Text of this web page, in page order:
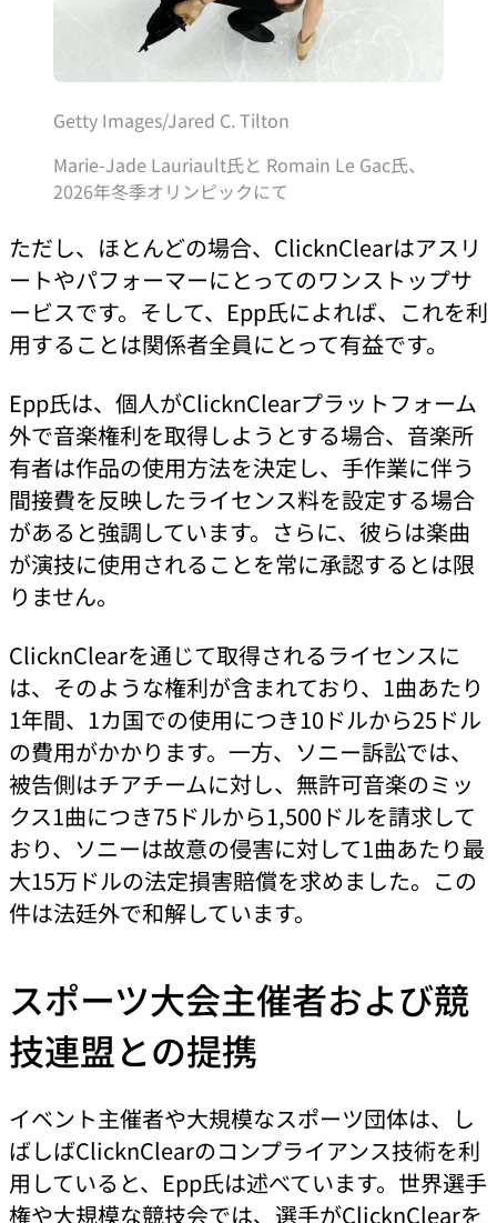
Getty Images/Jared C. Tilton
Marie-Jade Lauriault氏と Romain Le Gac氏、
2026年冬季オリンピックにて
ただし、ほとんどの場合、ClicknClearはアスリ
ートやパフォーマーにとってのワンストップサ
ービスです。そして、Epp氏によれば、これを利
用することは関係者全員にとって有益です。
Epp氏は、個人がClicknClearプラットフォーム
外で音楽権利を取得しようとする場合、音楽所
有者は作品の使用方法を決定し、手作業に伴う
間接費を反映したライセンス料を設定する場合
があると強調しています。さらに、彼らは楽曲
が演技に使用されることを常に承認するとは限
りません。
ClicknClearを通じて取得されるライセンスに
は、そのような権利が含まれており、1曲あたり
1年間、1カ国での使用につき10ドルから25ドル
の費用がかかります。一方、ソニー訴訟では、
被告側はチアチームに対し、無許可音楽のミッ
クス1曲につき75ドルから1,500ドルを請求して
おり、ソニーは故意の侵害に対して1曲あたり最
大15万ドルの法定損害賠償を求めました。この
件は法廷外で和解しています。
スポーツ大会主催者および競
技連盟との提携
イベント主催者や大規模なスポーツ団体は、し
ばしばClicknClearのコンプライアンス技術を利
用していると、Epp氏は述べています。世界選手
権や大規模な競技会では、選手がClicknClearを